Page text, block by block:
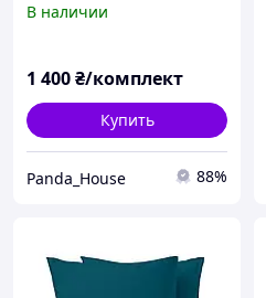
180х220 Primawara с
160*200+20см в
В наличии
1 400₴/комплект
Купить
Panda_House 88%